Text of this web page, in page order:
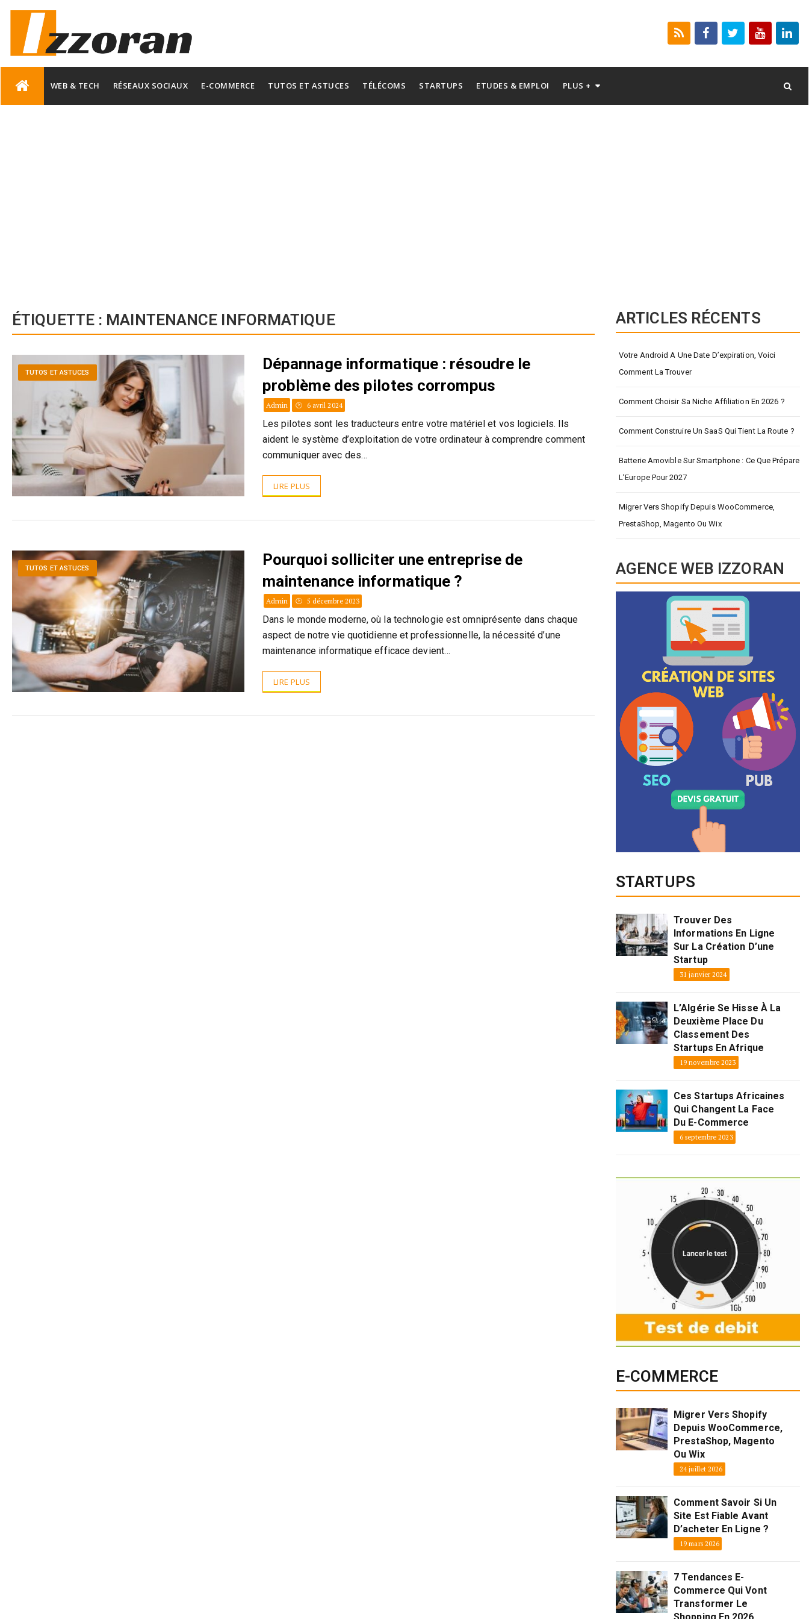
WEB & TECH RÉSEAUX SOCIAUX E-COMMERCE TUTOS ET ASTUCES TÉLÉCOMS STARTUPS ETUDES & EMPLOI PLUS +
ÉTIQUETTE : MAINTENANCE INFORMATIQUE
TUTOS ET ASTUCES
Dépannage informatique : résoudre le
problème des pilotes corrompus
Admin 6 avril 2024
Les pilotes sont les traducteurs entre votre matériel et vos logiciels. Ils
aident le système d’exploitation de votre ordinateur à comprendre comment
communiquer avec des…
LIRE PLUS
TUTOS ET ASTUCES
Pourquoi solliciter une entreprise de
maintenance informatique ?
Admin 5 décembre 2023
Dans le monde moderne, où la technologie est omniprésente dans chaque
aspect de notre vie quotidienne et professionnelle, la nécessité d’une
maintenance informatique efficace devient…
LIRE PLUS
ARTICLES RÉCENTS
Votre Android A Une Date D’expiration, Voici
Comment La Trouver
Comment Choisir Sa Niche Affiliation En 2026 ?
Comment Construire Un SaaS Qui Tient La Route ?
Batterie Amovible Sur Smartphone : Ce Que Prépare
L’Europe Pour 2027
Migrer Vers Shopify Depuis WooCommerce,
PrestaShop, Magento Ou Wix
AGENCE WEB IZZORAN
STARTUPS
Trouver Des
Informations En Ligne
Sur La Création D’une
Startup
31 janvier 2024
L’Algérie Se Hisse À La
Deuxième Place Du
Classement Des
Startups En Afrique
19 novembre 2023
Ces Startups Africaines
Qui Changent La Face
Du E-Commerce
6 septembre 2023
E-COMMERCE
Migrer Vers Shopify
Depuis WooCommerce,
PrestaShop, Magento
Ou Wix
24 juillet 2026
Comment Savoir Si Un
Site Est Fiable Avant
D’acheter En Ligne ?
19 mars 2026
7 Tendances E-
Commerce Qui Vont
Transformer Le